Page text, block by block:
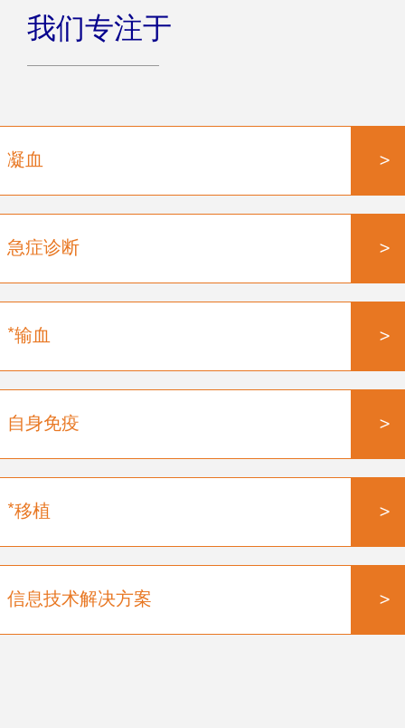
我们专注于
凝血 >
急症诊断 >
*输血 >
自身免疫 >
*移植 >
信息技术解决方案 >